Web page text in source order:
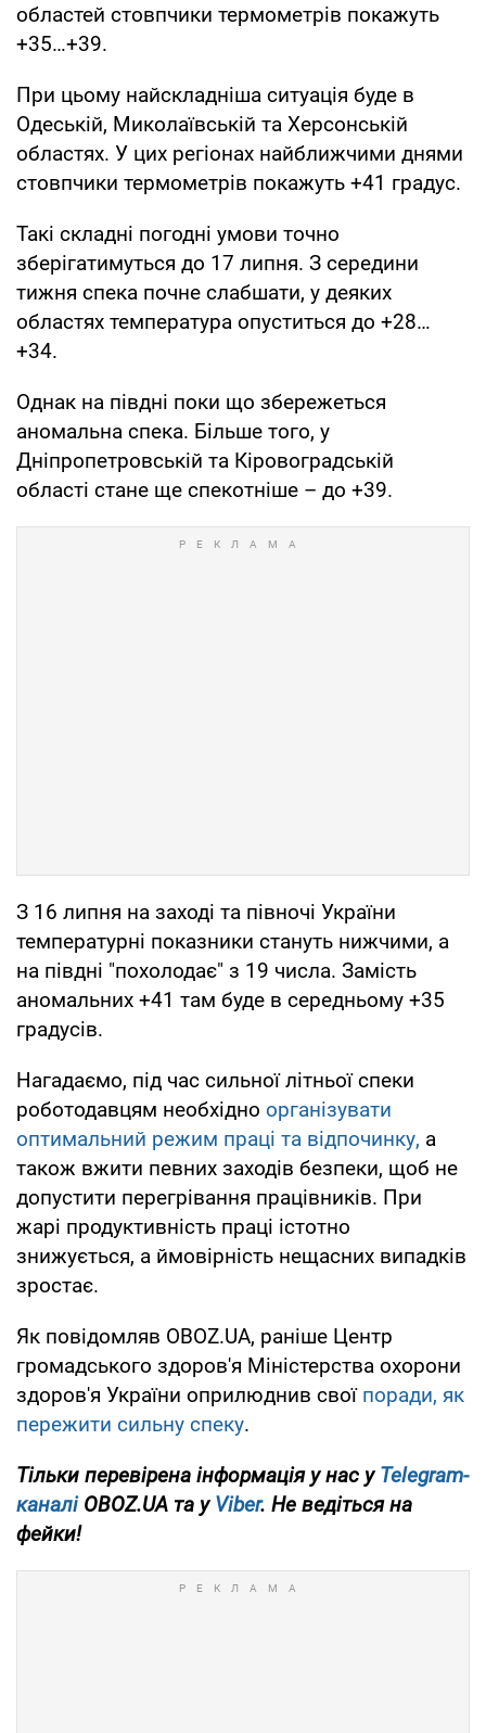
областей стовпчики термометрів покажуть
+35…+39.
При цьому найскладніша ситуація буде в
Одеській, Миколаївській та Херсонській
областях. У цих регіонах найближчими днями
стовпчики термометрів покажуть +41 градус.
Такі складні погодні умови точно
зберігатимуться до 17 липня. З середини
тижня спека почне слабшати, у деяких
областях температура опуститься до +28…
+34.
Однак на півдні поки що збережеться
аномальна спека. Більше того, у
Дніпропетровській та Кіровоградській
області стане ще спекотніше – до +39.
З 16 липня на заході та півночі України
температурні показники стануть нижчими, а
на півдні "похолодає" з 19 числа. Замість
аномальних +41 там буде в середньому +35
градусів.
Нагадаємо, під час сильної літньої спеки
роботодавцям необхідно організувати
оптимальний режим праці та відпочинку, а
також вжити певних заходів безпеки, щоб не
допустити перегрівання працівників. При
жарі продуктивність праці істотно
знижується, а ймовірність нещасних випадків
зростає.
Як повідомляв OBOZ.UA, раніше Центр
громадського здоров'я Міністерства охорони
здоров'я України оприлюднив свої поради, як
пережити сильну спеку.
Тільки перевірена інформація у нас у Telegram-
каналі OBOZ.UA та у Viber. Не ведіться на
фейки!